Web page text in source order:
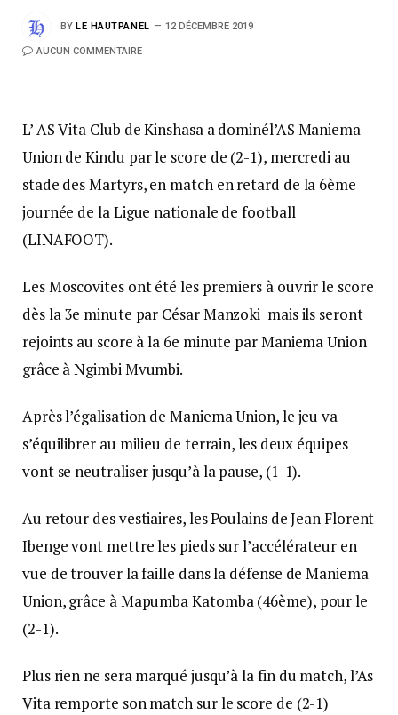
BY LE HAUTPANEL 12 DÉCEMBRE 2019
AUCUN COMMENTAIRE
L’ AS Vita Club de Kinshasa a dominél’AS Maniema
Union de Kindu par le score de (2-1), mercredi au
stade des Martyrs, en match en retard de la 6ème
journée de la Ligue nationale de football
(LINAFOOT).
Les Moscovites ont été les premiers à ouvrir le score
dès la 3e minute par César Manzoki mais ils seront
rejoints au score à la 6e minute par Maniema Union
grâce à Ngimbi Mvumbi.
Après l’égalisation de Maniema Union, le jeu va
s’équilibrer au milieu de terrain, les deux équipes
vont se neutraliser jusqu’à la pause, (1-1).
Au retour des vestiaires, les Poulains de Jean Florent
Ibenge vont mettre les pieds sur l’accélérateur en
vue de trouver la faille dans la défense de Maniema
Union, grâce à Mapumba Katomba (46ème), pour le
(2-1).
Plus rien ne sera marqué jusqu’à la fin du match, l’As
Vita remporte son match sur le score de (2-1)